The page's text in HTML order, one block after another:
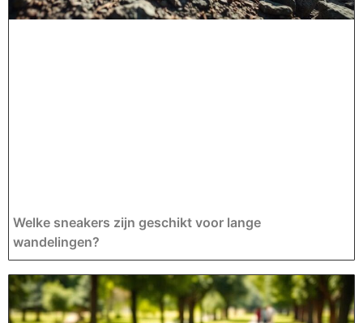
Welke sneakers zijn geschikt voor lange
wandelingen?